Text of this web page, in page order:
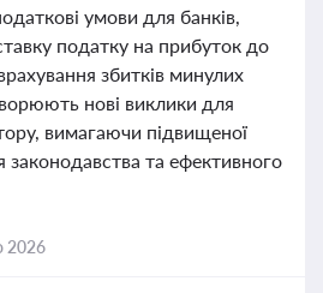
умови для банків,
податку на прибуток до
збитків минулих
нові виклики для
вимагаючи підвищеної
та ефективного
2026